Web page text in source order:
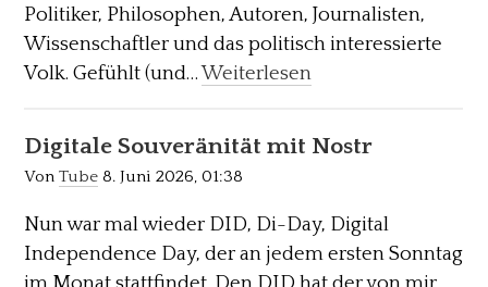
Politiker, Philosophen, Autoren, Journalisten,
Wissenschaftler und das politisch interessierte
Volk. Gefühlt (und…Weiterlesen
Digitale Souveränität mit Nostr
VonTube 8. Juni 2026, 01:38
Nun war mal wieder DID, Di-Day, Digital
Independence Day, der an jedem ersten Sonntag